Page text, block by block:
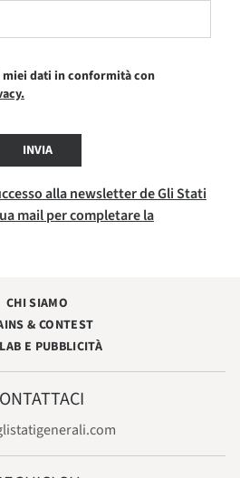
miei dati in conformità con
INVIA
alla newsletter de Gli Stati
mail per completare la
CHI SIAMO
& CONTEST
E PUBBLICITÀ